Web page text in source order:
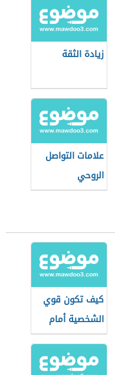
زيادة الثقة
علامات التواصل
الروحي
كيف تكون قوي
الشخصية أمام
الناس